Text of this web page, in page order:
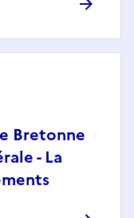
Bretonne
- La